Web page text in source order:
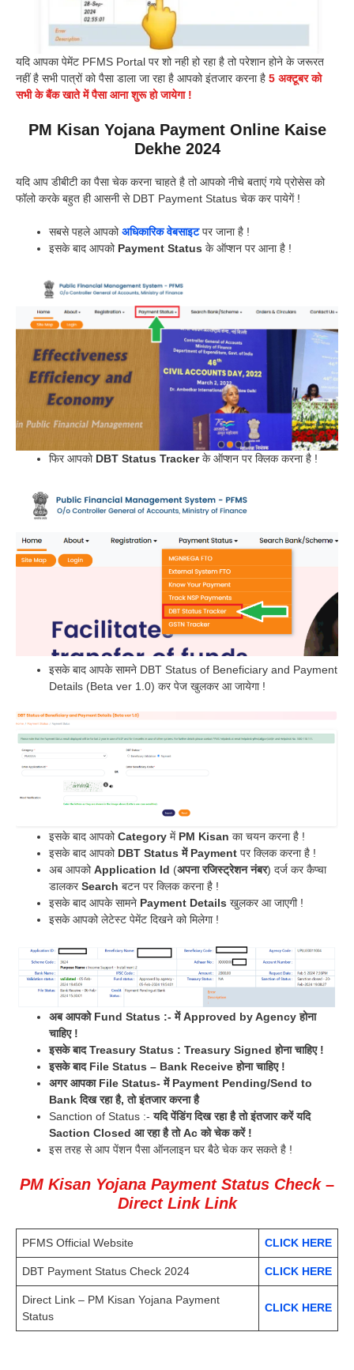
यदि आपका पेमेंट PFMS Portal पर शो नही हो रहा है तो परेशान होने के जरूरत
नहीं है सभी पात्रों को पैसा डाला जा रहा है आपको इंतजार करना है 5 अक्टूबर को
सभी के बैंक खाते में पैसा आना शुरू हो जायेगा !
PM Kisan Yojana Payment Online Kaise
Dekhe 2024
यदि आप डीबीटी का पैसा चेक करना चाहते है तो आपको नीचे बताएं गये प्रोसेस को
फॉलो करके बहुत ही आसनी से DBT Payment Status चेक कर पायेगें !
सबसे पहले आपकोअधिकारिक वेबसाइटपर जाना है !
इसके बाद आपको Payment Status के ऑप्शन पर आना है !
फिर आपको DBT Status Trackerके ऑप्शन पर क्लिक करना है !
इसके बाद आपके सामने DBT Status of Beneficiary and Payment
Details (Beta ver 1.0) कर पेज खुलकर आ जायेगा !
इसके बाद आपकोCategory में PM Kisan का चयन करना है !
इसके बाद आपको DBT Status में Payment पर क्लिक करना है !
अब आपकोApplication Id (अपना रजिस्ट्रेशन नंबर) दर्ज कर कैप्चा
डालकरSearch बटन पर क्लिक करना है !
इसके बाद आपके सामने Payment Details खुलकर आ जाएगी !
इसके आपको लेटेस्ट पेमेंट दिखने को मिलेगा !
अब आपको Fund Status :- में Approved by Agency होना
चाहिए !
इसके बाद Treasury Status : Treasury Signed होना चाहिए !
इसके बाद File Status – Bank Receive होना चाहिए !
अगर आपका File Status- में Payment Pending/Send to
Bank दिख रहा है, तो इंतजार करना है
Sanction of Status :-यदि पेंडिंग दिख रहा है तो इंतजार करें यदि
Saction Closed आ रहा है तो Ac को चेक करें !
इस तरह से आप पेंशन पैसा ऑनलाइन घर बैठे चेक कर सकते है !
PM Kisan Yojana Payment Status Check–
Direct Link Link
PFMS Official Website CLICK HERE
DBT Payment Status Check 2024 CLICK HERE
Direct Link – PM Kisan Yojana Payment
Status
CLICK HERE